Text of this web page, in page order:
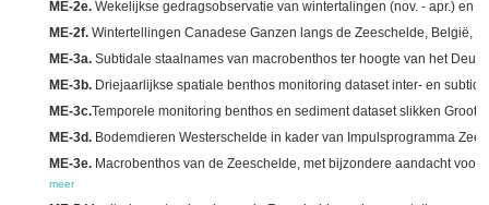
ME-2e. Wekelijkse gedragsobservatie van wintertalingen (nov. - apr.) en
ME-2f. Wintertellingen Canadese Ganzen langs de Zeeschelde, België,
ME-3a. Subtidale staalnames van macrobenthos ter hoogte van het
ME-3b. Driejaarlijkse spatiale benthos monitoring dataset inter- en
ME-3c.Temporele monitoring benthos en sediment dataset slikken Groot
ME-3d. Bodemdieren Westerschelde in kader van Impulsprogramma
ME-3e. Macrobenthos van de Zeeschelde, met bijzondere aandacht voor
meer